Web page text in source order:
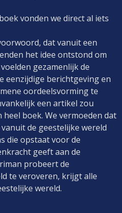
vonden we direct al iets
dat vanuit een
het idee ontstond om
gezamenlijk de
eenzijdige berichtgeving en
oordeelsvorming te
een artikel zou
boek. We vermoeden dat
de geestelijke wereld
die opstaat voor de
geeft aan de
probeert de
te veroveren, krijgt alle
wereld.